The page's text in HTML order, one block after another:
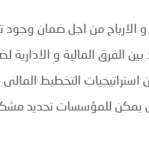
و الارباح من اجل ضمان وجود
الفرق المالية و الادارية
استراتيجيات التخطيط المالى
يمكن للمؤسسات تحديد